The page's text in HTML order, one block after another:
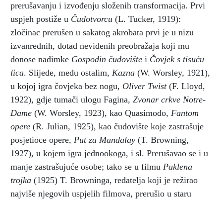
prerušavanju i izvođenju složenih transformacija. Prvi
uspjeh postiže u Čudotvorcu (L. Tucker, 1919):
zločinac prerušen u sakatog akrobata prvi je u nizu
izvanrednih, dotad neviđenih preobražaja koji mu
donose nadimke Gospodin čudovište i Čovjek s tisuću
lica. Slijede, među ostalim, Kazna (W. Worsley, 1921),
u kojoj igra čovjeka bez nogu, Oliver Twist(F. Lloyd,
1922), gdje tumači ulogu Fagina, Zvonar crkve Notre-
Dame (W. Worsley, 1923), kao Quasimodo, Fantom
opere (R. Julian, 1925), kao čudovište koje zastrašuje
posjetioce opere, Put za Mandalay (T. Browning,
1927), u kojem igra jednookoga, i sl. Prerušavao se i u
manje zastrašujuće osobe; tako se u filmu Paklena
trojka (1925) T. Browninga, redatelja koji je režirao
najviše njegovih uspjelih filmova, prerušio u staru